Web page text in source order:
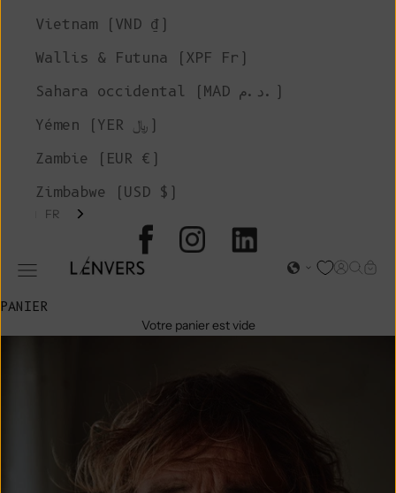
L'ENVERS
Ouvrir le menu de navigation Page
Vietnam (VND ₫)
Wallis & Futuna (XPF Fr)
Sahara occidental (MAD د.م.)
Yémen (YER ﷼)
Zambie (EUR €)
Zimbabwe (USD $)
FR
PANIER
Votre panier est vide